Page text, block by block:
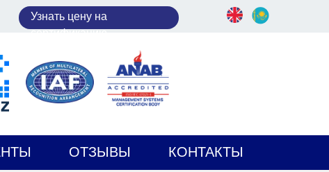
Узнать цену на
сертификацию
ОТЗЫВЫ КОНТАКТЫ